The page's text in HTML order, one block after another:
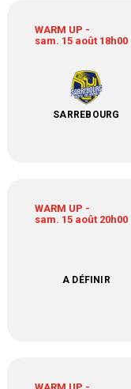
WARM UP -
sam. 15 août 18h00
SARREBOURG
WARM UP -
sam. 15 août 20h00
A DÉFINIR